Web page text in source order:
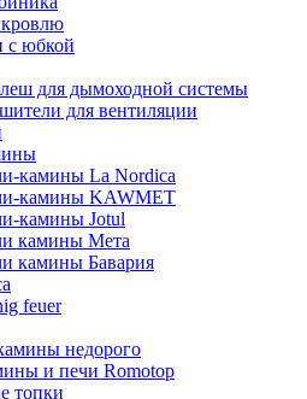
с юбкой
для дымоходной системы
для вентиляции
камины La Nordica
камины KAWMET
камины Jotul
камины Мета
камины Бавария
feuer
недорого
и печи Romotop
топки